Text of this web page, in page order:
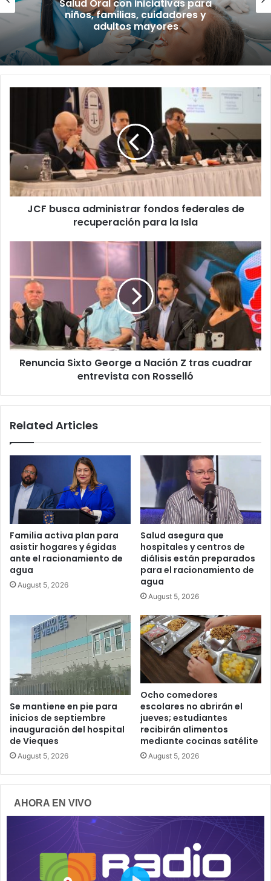
Salud Oral con iniciativas para
niños, familias, cuidadores y
adultos mayores
federales
de
recuperación
para
la
JCF busca administrar fondos federales de
recuperación para la Isla
Nación
Z
tras
cuadrar
entrevista
conRenuncia Sixto George a Nación Z tras cuadrar
entrevista con Rosselló
Related Articles
Familia activa plan para
asistir hogares y égidas
ante el racionamiento de
agua
August 5, 2026
Salud asegura que
hospitales y centros de
diálisis están preparados
para el racionamiento de
agua
August 5, 2026
Se mantiene en pie para
inicios de septiembre
inauguración del hospital
de Vieques
August 5, 2026
Ocho comedores
escolares no abrirán el
jueves; estudiantes
recibirán alimentos
mediante cocinas satélite
August 5, 2026
AHORA EN VIVO